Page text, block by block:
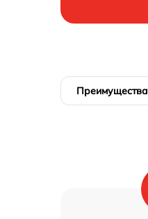
Преимущества